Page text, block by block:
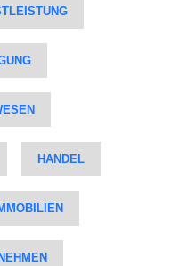
HANDEL